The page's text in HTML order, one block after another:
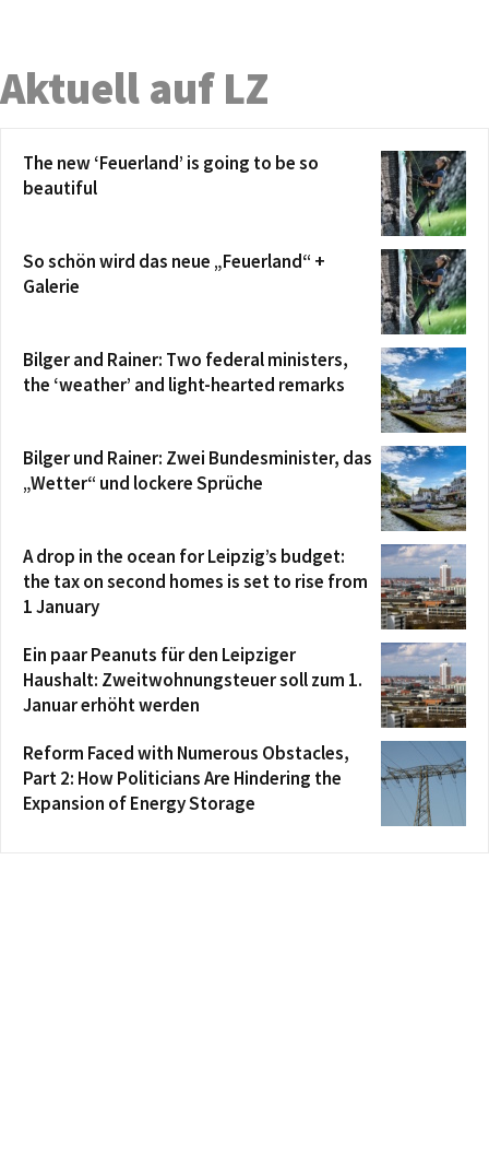
Aktuell auf LZ
The new ‘Feuerland’ is going to be so
beautiful
So schön wird das neue „Feuerland“ +
Galerie
Bilger and Rainer: Two federal ministers,
the ‘weather’ and light-hearted remarks
Bilger und Rainer: Zwei Bundesminister, das
„Wetter“ und lockere Sprüche
A drop in the ocean for Leipzig’s budget:
the tax on second homes is set to rise from
1 January
Ein paar Peanuts für den Leipziger
Haushalt: Zweitwohnungsteuer soll zum 1.
Januar erhöht werden
Reform Faced with Numerous Obstacles,
Part 2: How Politicians Are Hindering the
Expansion of Energy Storage